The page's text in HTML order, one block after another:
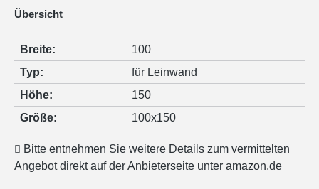
Übersicht
Breite:
100
Typ:
für Leinwand
Höhe:
150
Größe:
100x150
Bitte entnehmen Sie weitere Details zum vermittelten
Angebot direkt auf der Anbieterseite unter amazon.de